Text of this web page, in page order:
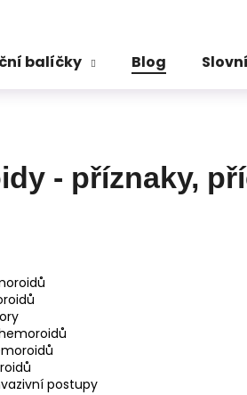
balíčky Blog
- příznaky,
postupy
najít?
HLEDAT